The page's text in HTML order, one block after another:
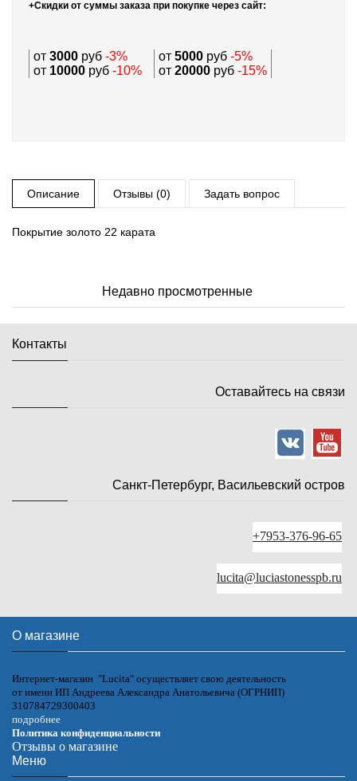
+Скидки от суммы заказа при покупке через сайт:
от 3000 руб -3% от 5000 руб -5%
от 10000 руб -10% от 20000 руб -15%
Описание Отзывы (0) Задать вопрос
Покрытие золото 22 карата
Недавно просмотренные
Контакты
Оставайтесь на связи
Санкт-Петербург, Васильевский остров
+7953-376-96-65
lucita@luciastonesspb.ru
О магазине
Интернет-магазин "Lucita" осуществляет свою деятельность
от имени ИП Андреева Александра Анатольевича (ОГРНИП)
310784729300403
подробнее
Политика конфиденциальности
Отзывы о магазине
Меню